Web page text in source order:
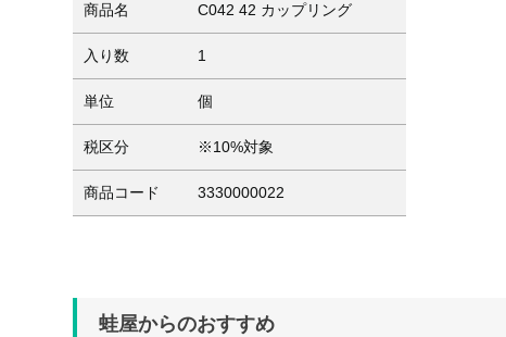
商品名 C042 42 カップリング
入り数 1
単位 個
税区分 ※10%対象
商品コード 3330000022
蛙屋からのおすすめ